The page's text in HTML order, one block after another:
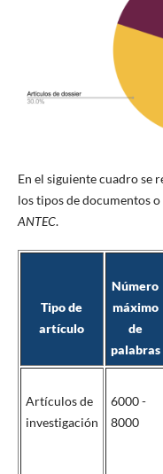
En el siguiente cuadro se
los tipos de documentos
ANTEC.
Tipo de
artículo
Número
máximo
de
palabras
Artículos de
investigación
6000 -
8000